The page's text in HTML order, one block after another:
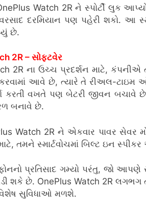
Watch 2R ને સ્પોર્ટી
દરમિયાન પણ પહેરી શકો. આ
છે.
2R – સોફ્ટવેર
2R ના ઉચ્ચ પ્રદર્શન માટે,
આવે છે, ત્યારે તે રીઅલ-ટાઇમ
કરતી વખતે પણ બેટરી જીવન બચાવે
બનાવે છે.
Watch 2R ને એકવાર પાવર સેવર
તમને સ્માર્ટવોચમાં બિલ્ટ ઇન
પ્રતિસાદ ગમ્યો પરંતુ, જો આપણે
શકે છે. OnePlus Watch 2R
સુવિધાઓ મળશે.